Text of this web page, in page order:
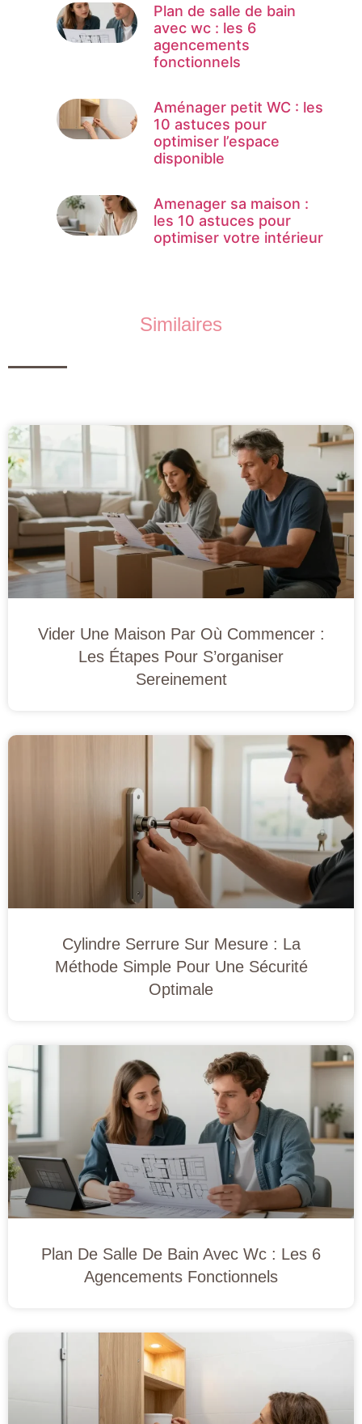
Plan de salle de bain
avec wc : les 6
agencements
fonctionnels
Aménager petit WC : les
10 astuces pour
optimiser l’espace
disponible
Amenager sa maison :
les 10 astuces pour
optimiser votre intérieur
Similaires
Vider Une Maison Par Où Commencer :
Les Étapes Pour S’organiser
Sereinement
Cylindre Serrure Sur Mesure : La
Méthode Simple Pour Une Sécurité
Optimale
Plan De Salle De Bain Avec Wc : Les 6
Agencements Fonctionnels